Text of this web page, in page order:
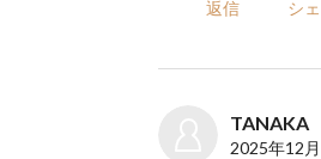
返信 シ
TANAKA
2025年12